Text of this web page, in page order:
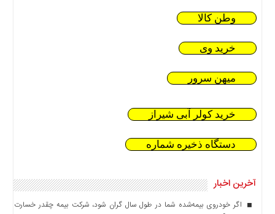
وطن کالا
خرید وی
میهن سرور
خرید کولر آبی شیراز
دستگاه ذخیره شماره
آخرین اخبار
اگر خودروی بیمه‌شده شما در طول سال گران شود، شرکت بیمه چقدر خسارت